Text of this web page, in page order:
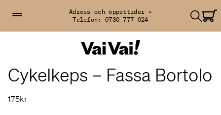
Adress och öppettider »
Telefon: 0730 777 024
Cykelkeps – Fassa Bortolo
175kr